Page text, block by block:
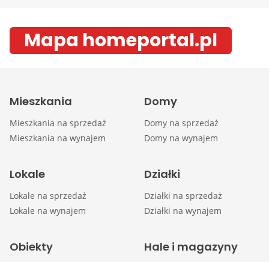
Mapa homeportal.pl
Mieszkania
Mieszkania na sprzedaż
Mieszkania na wynajem
Domy
Domy na sprzedaż
Domy na wynajem
Lokale
Lokale na sprzedaż
Lokale na wynajem
Działki
Działki na sprzedaż
Działki na wynajem
Obiekty Hale i magazyny